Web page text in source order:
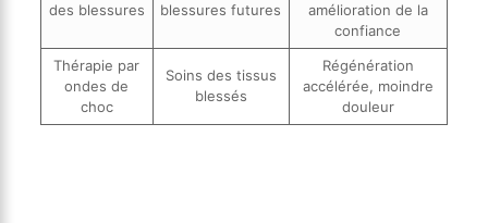
des blessures
blessures futures
amélioration de la
confiance
Thérapie par
ondes de
choc
Soins des tissus
blessés
Régénération
accélérée, moindre
douleur